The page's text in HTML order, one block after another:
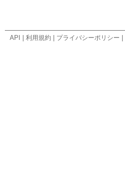
API 利用規約 プライバシーポリシー